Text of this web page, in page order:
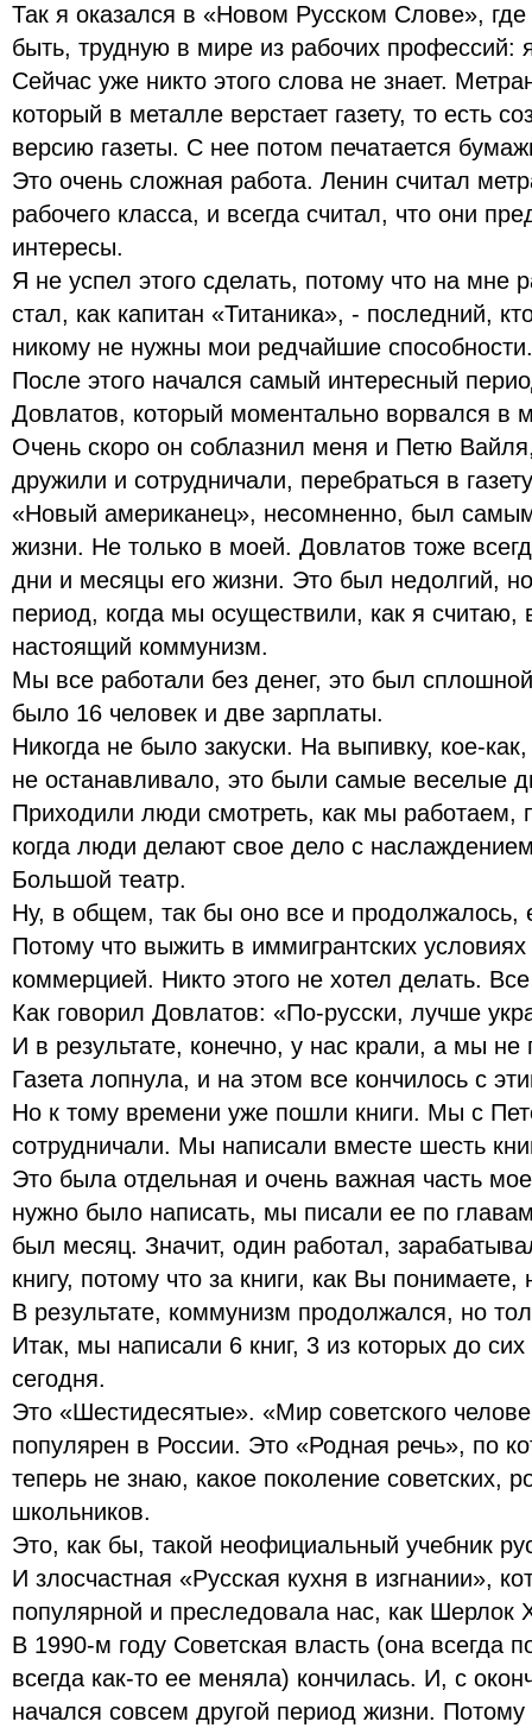
Так я оказался в «Новом Русском Слове»,
быть, трудную в мире из рабочих профессий:
Сейчас уже никто этого слова не знает.
который в металле верстает газету, то есть
версию газеты. С нее потом печатается
Это очень сложная работа. Ленин считал
рабочего класса, и всегда считал, что они
интересы.
Я не успел этого сделать, потому что на мне
стал, как капитан «Титаника», - последний,
никому не нужны мои редчайшие способности.
После этого начался самый интересный
Довлатов, который моментально ворвался в
Очень скоро он соблазнил меня и Петю
дружили и сотрудничали, перебраться в
«Новый американец», несомненно, был
жизни. Не только в моей. Довлатов тоже
дни и месяцы его жизни. Это был недолгий,
период, когда мы осуществили, как я
настоящий коммунизм.
Мы все работали без денег, это был
было 16 человек и две зарплаты.
Никогда не было закуски. На выпивку, кое-
не останавливало, это были самые веселые
Приходили люди смотреть, как мы работаем,
когда люди делают свое дело с
Большой театр.
Ну, в общем, так бы оно все и продолжалось,
Потому что выжить в иммигрантских
коммерцией. Никто этого не хотел делать.
Как говорил Довлатов: «По-русски, лучше
И в результате, конечно, у нас крали, а мы не
Газета лопнула, и на этом все кончилось с
Но к тому времени уже пошли книги. Мы с
сотрудничали. Мы написали вместе шесть
Это была отдельная и очень важная часть
нужно было написать, мы писали ее по
был месяц. Значит, один работал,
книгу, потому что за книги, как Вы понимаете,
В результате, коммунизм продолжался, но
Итак, мы написали 6 книг, 3 из которых до
сегодня.
Это «Шестидесятые». «Мир советского
популярен в России. Это «Родная речь», по
теперь не знаю, какое поколение советских,
школьников.
Это, как бы, такой неофициальный учебник
И злосчастная «Русская кухня в изгнании»,
популярной и преследовала нас, как
В 1990-м году Советская власть (она всегда
всегда как-то ее меняла) кончилась. И, с
начался совсем другой период жизни.